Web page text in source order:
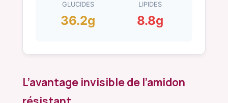
GLUCIDES
36.2g
LIPIDES
8.8g
L’avantage invisible de l’amidon